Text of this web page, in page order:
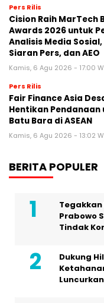
Pers Rilis
Cision Raih MarTech
Awards 2026 untuk
Analisis Media
Siaran Pers, dan AEO
Kamis, 6 Agu 2026 - 17:00
Pers Rilis
Fair Finance Asia
Hentikan
Batu Bara di ASEAN
Kamis, 6 Agu 2026 - 13:02
BERITA POPULER
Prabowo
Tindak
Dukung